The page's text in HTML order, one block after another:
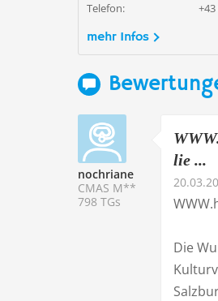
Telefon:
mehr Infos
nochriane
CMAS M**
798 TGs
lie ...
Die